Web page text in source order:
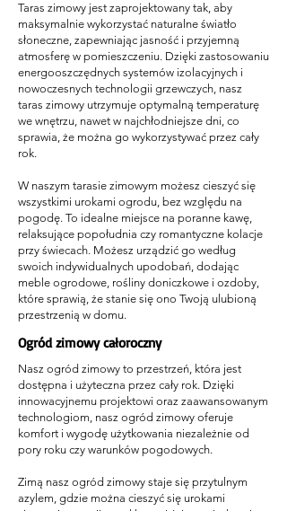
Taras zimowy jest zaprojektowany tak, aby
maksymalnie wykorzystać naturalne światło
słoneczne, zapewniając jasność i przyjemną
atmosferę w pomieszczeniu. Dzięki zastosowaniu
energooszczędnych systemów izolacyjnych i
nowoczesnych technologii grzewczych, nasz
taras zimowy utrzymuje optymalną temperaturę
we wnętrzu, nawet w najchłodniejsze dni, co
sprawia, że można go wykorzystywać przez cały
rok.
W naszym tarasie zimowym możesz cieszyć się
wszystkimi urokami ogrodu, bez względu na
pogodę. To idealne miejsce na poranne kawę,
relaksujące popołudnia czy romantyczne kolacje
przy świecach. Możesz urządzić go według
swoich indywidualnych upodobań, dodając
meble ogrodowe, rośliny doniczkowe i ozdoby,
które sprawią, że stanie się ono Twoją ulubioną
przestrzenią w domu.
Ogród zimowy całoroczny
Nasz ogród zimowy to przestrzeń, która jest
dostępna i użyteczna przez cały rok. Dzięki
innowacyjnemu projektowi oraz zaawansowanym
technologiom, nasz ogród zimowy oferuje
komfort i wygodę użytkowania niezależnie od
pory roku czy warunków pogodowych.
Zimą nasz ogród zimowy staje się przytulnym
azylem, gdzie można cieszyć się urokami